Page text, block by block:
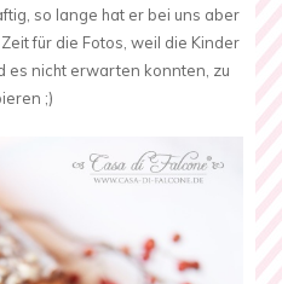
so lange hat er bei uns aber
für die Fotos, weil die Kinder
es nicht erwarten konnten, zu
;)